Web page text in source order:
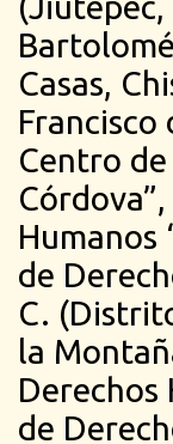
Casas,
Centro
Humanos
de
C.
la
Derechos
de